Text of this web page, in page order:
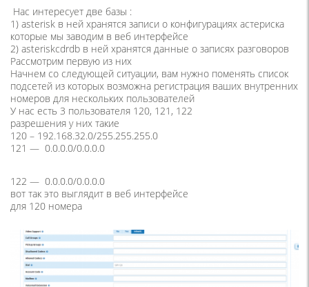
Нас интересует две базы :
1) asterisk в ней хранятся записи о конфигурациях астериска
которые мы заводим в веб интерфейсе
2) asteriskcdrdb в ней хранятся данные о записях разговоров
Рассмотрим первую из них
Начнем со следующей ситуации, вам нужно поменять список
подсетей из которых возможна регистрация ваших внутренних
номеров для нескольких пользователей
У нас есть 3 пользователя 120, 121, 122
разрешения у них такие
120 – 192.168.32.0/255.255.255.0
121 — 0.0.0.0/0.0.0.0
122 — 0.0.0.0/0.0.0.0
вот так это выглядит в веб интерфейсе
для 120 номера